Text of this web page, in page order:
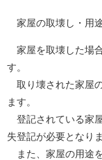
家屋の取壊し・用
家屋を取壊した場
す。
取り壊された家屋
ます。
登記されている家
失登記が必要となりま
また、家屋の用途